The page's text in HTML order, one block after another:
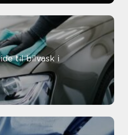
til bilvask i